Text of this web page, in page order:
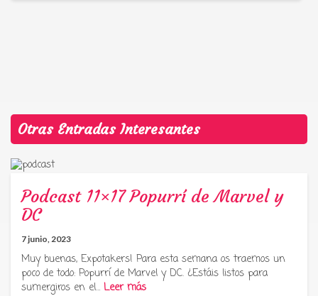
Otras Entradas Interesantes
Podcast 11×17 Popurrí de Marvel y
DC
7 junio, 2023
Muy buenas, Expotakers! Para esta semana os traemos un
poco de todo: Popurrí de Marvel y DC. ¿Estáis listos para
sumergiros en el… Leer más